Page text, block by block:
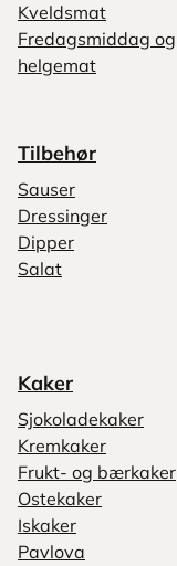
Kveldsmat
Fredagsmiddag og
helgemat
Tilbehør
Sauser
Dressinger
Dipper
Salat
Kaker
Sjokoladekaker
Kremkaker
Frukt- og bærkaker
Ostekaker
Iskaker
Pavlova